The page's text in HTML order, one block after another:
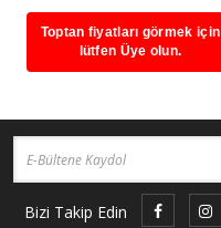
Toptan fiyatları görmek için
lütfen Üye olun.
Bizi Takip Edin